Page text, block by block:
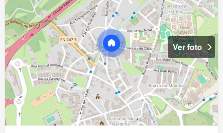
Ver foto